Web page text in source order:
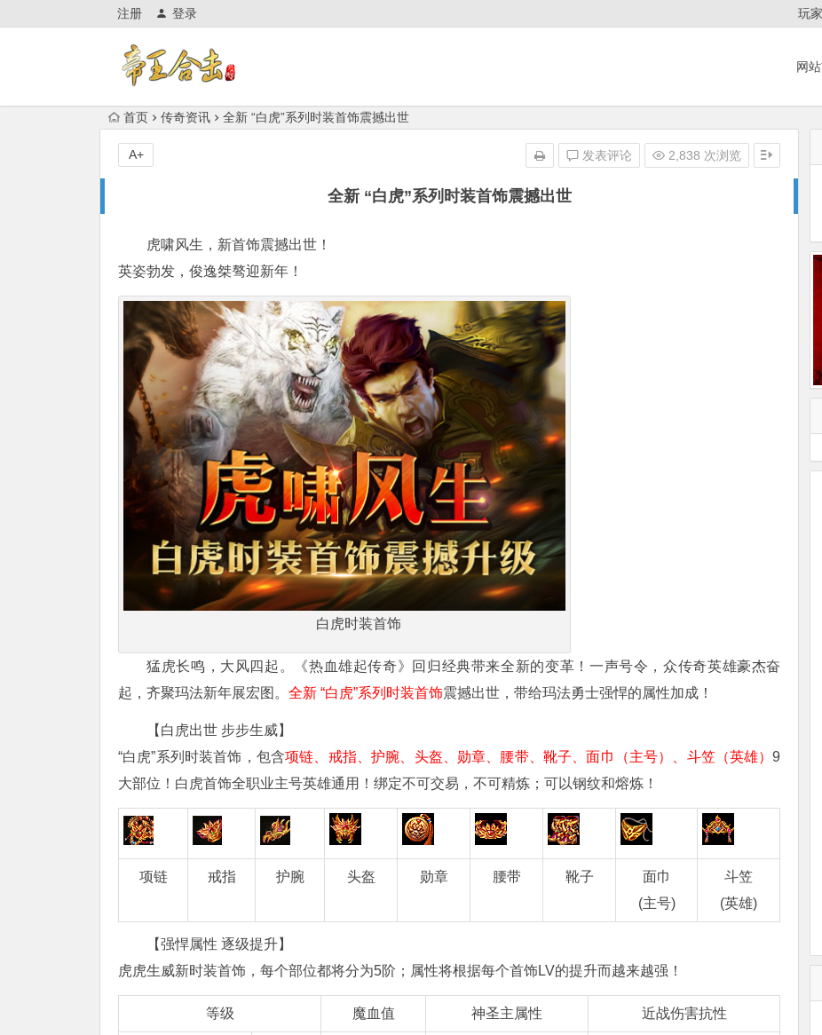
注册 登录 玩
网
首页 传奇资讯 全新 “白虎”系列时装首饰震撼出世
全新 “白虎”系列时装首饰震撼出世
发表评论 2,838 次浏览
A+
虎啸风生，新首饰震撼出世！
英姿勃发，俊逸桀骜迎新年！
白虎时装首饰
猛虎长鸣，大风四起。《热血雄起传奇》回归经典带来全新的变革！一声号令，众传奇英雄豪杰奋
起，齐聚玛法新年展宏图。 全新 “白虎”系列时装首饰震撼出世，带给玛法勇士强悍的属性加成！
【白虎出世 步步生威】
“白虎”系列时装首饰，包含项链、戒指、护腕、头盔、勋章、腰带、靴子、面巾（主号）、斗笠（英雄）9
大部位！白虎首饰全职业主号英雄通用！绑定不可交易，不可精炼；可以钢纹和熔炼！
项链 戒指 护腕 头盔 勋章 腰带 靴子
面巾
(主号)
斗笠
(英雄)
【强悍属性 逐级提升】
虎虎生威新时装首饰，每个部位都将分为5阶；属性将根据每个首饰LV的提升而越来越强！
等级 魔血值 神圣主属性 近战伤害抗性